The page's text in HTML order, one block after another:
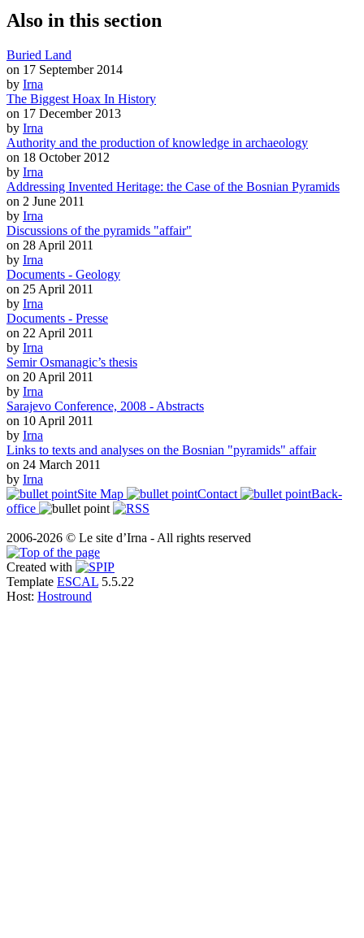
Also in this section
Buried Land
on 17 September 2014
by Irna
The Biggest Hoax In History
on 17 December 2013
by Irna
Authority and the production of knowledge in archaeology
on 18 October 2012
by Irna
Addressing Invented Heritage: the Case of the Bosnian Pyramids
on 2 June 2011
by Irna
Discussions of the pyramids "affair"
on 28 April 2011
by Irna
Documents - Geology
on 25 April 2011
by Irna
Documents - Presse
on 22 April 2011
by Irna
Semir Osmanagic’s thesis
on 20 April 2011
by Irna
Sarajevo Conference, 2008 - Abstracts
on 10 April 2011
by Irna
Links to texts and analyses on the Bosnian "pyramids" affair
on 24 March 2011
by Irna
Site Map
Contact
Back-
office
2006-2026 © Le site d’Irna - All rights reserved
Created with
Template ESCAL 5.5.22
Host: Hostround